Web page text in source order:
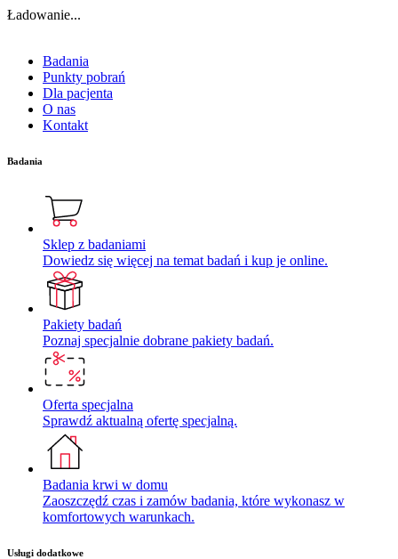
Ładowanie...
Badania
Punkty pobrań
Dla pacjenta
O nas
Kontakt
Badania
Sklep z badaniami
Dowiedz się więcej na temat badań i kup je online.
Pakiety badań
Poznaj specjalnie dobrane pakiety badań.
Oferta specjalna
Sprawdź aktualną ofertę specjalną.
Badania krwi w domu
Zaoszczędź czas i zamów badania, które wykonasz w
komfortowych warunkach.
Usługi dodatkowe